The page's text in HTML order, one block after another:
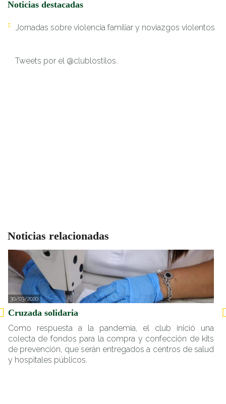
Noticias destacadas
Jornadas sobre violencia familiar y noviazgos violentos
Tweets por el @clublostilos.
Noticias relacionadas
30/03/2020
Cruzada solidaria
Como respuesta a la pandemia, el club inició una
colecta de fondos para la compra y confección de kits
de prevención, que serán entregados a centros de salud
y hospitales públicos.